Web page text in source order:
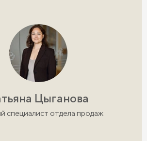
Цыганова
специалист отдела продаж